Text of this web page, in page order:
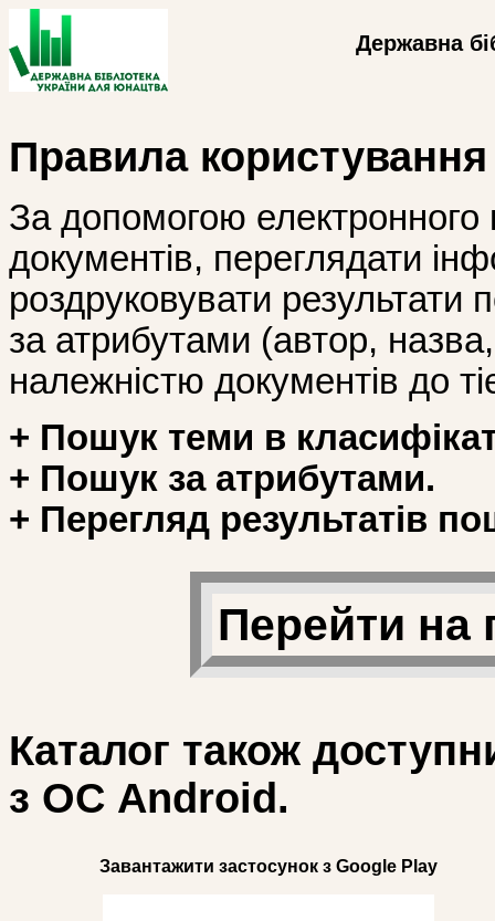
Державна
Правила
За допомогою
документів, переглядати
роздруковувати
за атрибутами (автор, назва,
належністю документів до
+ Пошук теми в
+ Пошук за атрибутами.
+ Перегляд результатів
Перейти на
Каталог також
з ОС Android.
Завантажити застосунок з Google Play